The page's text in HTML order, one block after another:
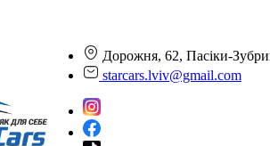
Дорожня, 62, Пасіки-
starcars.lviv@gmail.com